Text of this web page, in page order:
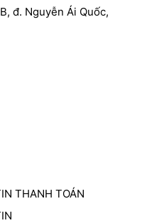
đ. Nguyễn Ái Quốc,
THANH TOÁN